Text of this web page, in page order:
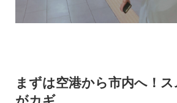
まずは空港から市内へ！